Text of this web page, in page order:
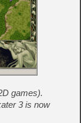
games).
3 is now